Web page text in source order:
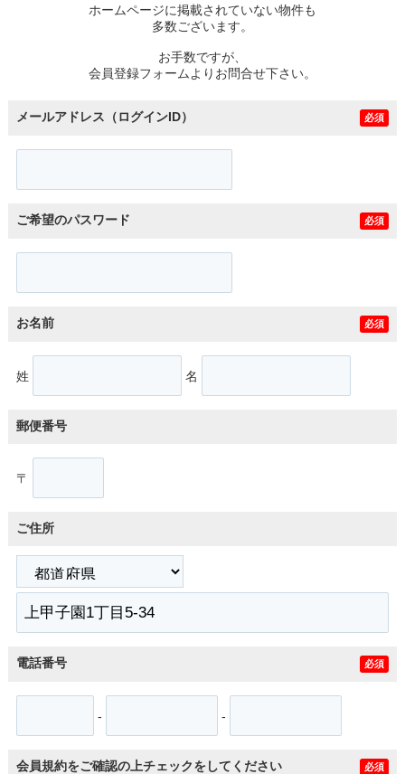
ホームページに掲載されていない物件も
多数ございます。
お手数ですが、
会員登録フォームよりお問合せ下さい。
メールアドレス（ログインID） 必須
ご希望のパスワード 必須
お名前 必須
姓 名
郵便番号
〒
ご住所
電話番号 必須
- -
会員規約をご確認の上チェックをしてください 必須